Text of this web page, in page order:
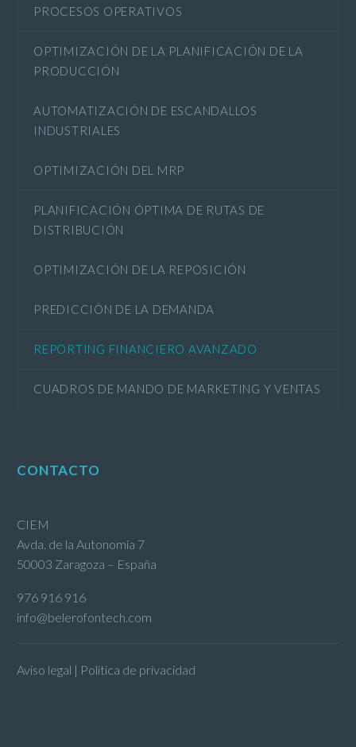
PROCESOS OPERATIVOS
OPTIMIZACIÓN DE LA PLANIFICACIÓN DE LA
PRODUCCIÓN
AUTOMATIZACIÓN DE ESCANDALLOS
INDUSTRIALES
OPTIMIZACIÓN DEL MRP
PLANIFICACIÓN ÓPTIMA DE RUTAS DE
DISTRIBUCIÓN
OPTIMIZACIÓN DE LA REPOSICIÓN
PREDICCIÓN DE LA DEMANDA
REPORTING FINANCIERO AVANZADO
CUADROS DE MANDO DE MARKETING Y VENTAS
CONTACTO
CIEM
Avda. de la Autonomía 7
50003 Zaragoza – España
976 916 916
info@belerofontech.com
Aviso legal | Política de privacidad